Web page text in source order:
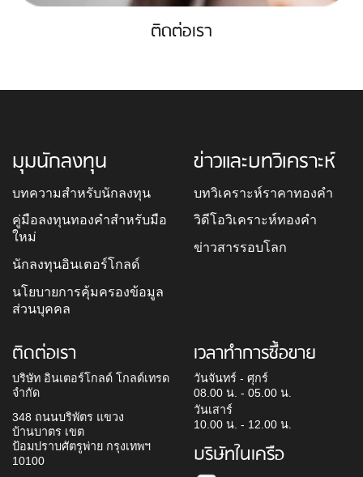
ติดต่อเรา
มุมนักลงทุน
บทความสำหรับนักลงทุน
คู่มือลงทุนทองคำสำหรับมือ
ใหม่
นักลงทุนอินเตอร์โกลด์
นโยบายการคุ้มครองข้อมูล
ส่วนบุคคล
ข่าวและบทวิเคราะห์
บทวิเคราะห์ราคาทองคำ
วิดีโอวิเคราะห์ทองคำ
ข่าวสารรอบโลก
ติดต่อเรา
บริษัท อินเตอร์โกลด์ โกลด์เทรด
จำกัด
348 ถนนบริพัตร แขวง
บ้านบาตร เขต
ป้อมปราบศัตรูพ่าย กรุงเทพฯ
10100
เวลาทำการซื้อขาย
วันจันทร์ - ศุกร์
08.00 น. - 05.00 น.
วันเสาร์
10.00 น. - 12.00 น.
บริษัทในเครือ